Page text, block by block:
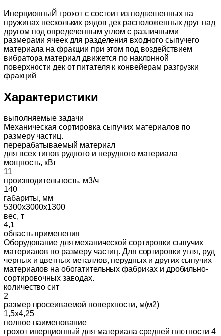
ИнерционныЙ грохот с состоит из подвешенных на
пружинах нескольких рядов дек расположенных друг над
другом под определенным углом с различными
размерами ячеек для разделения входного сыпучего
материала на фракции при этом под воздействием
вибратора материал движется по наклонной
поверхности дек от питателя к конвейерам разгрузки
фракций
Характеристики
выполняемые задачи
Механическая сортировка сыпучих материалов по
размеру частиц.
перерабатываемый материал
для всех типов рудного и нерудного материала
мощность, кВт
11
производительность, м3/ч
140
габариты, мм
5300х3000х1300
вес, т
4,1
область применения
Оборудование для механической сортировки сыпучих
материалов по размеру частиц. Для сортировки угля, руд
черных и цветных металлов, нерудных и других сыпучих
материалов на обогатительных фабриках и дробильно-
сортировочных заводах.
количество сит
2
размер просеиваемой поверхности, м(м2)
1,5х4,25
полное наименование
грохот инерционный для материала средней плотности 4